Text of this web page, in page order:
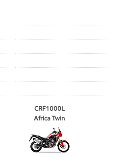
CRF1000L
Africa Twin